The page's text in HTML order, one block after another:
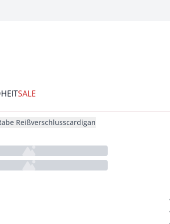
SALE
Reißverschlusscardigan